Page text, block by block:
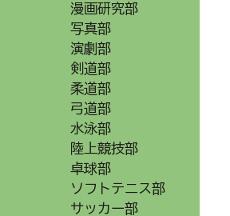
漫画研究部
写真部
演劇部
剣道部
柔道部
弓道部
水泳部
陸上競技部
卓球部
ソフトテニス部
サッカー部